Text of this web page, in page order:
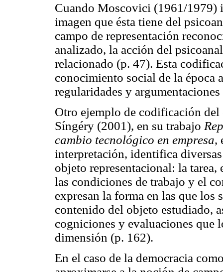
Cuando Moscovici (1961/1979)
imagen que ésta tiene del
campo de representación
analizado, la acción del
relacionado (p. 47). Esta
conocimiento social de la época
regularidades y
Otro ejemplo de codificación del
Síngéry (2001), en su trabajo
cambio tecnológico en empresa,
interpretación, identifica
objeto representacional: la
las condiciones de trabajo y el
expresan la forma en las que los
contenido del objeto estudiado,
cogniciones y evaluaciones que
dimensión (p. 162).
En el caso de la democracia